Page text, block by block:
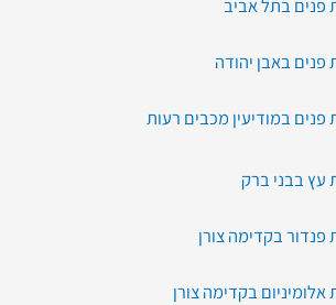
פנים בתל אביב
פנים באבן יהודה
פנים במודיעין מכבים רעות
עץ בבני ברק
פנדור בקדימה צורן
אלומיניום בקדימה צורן